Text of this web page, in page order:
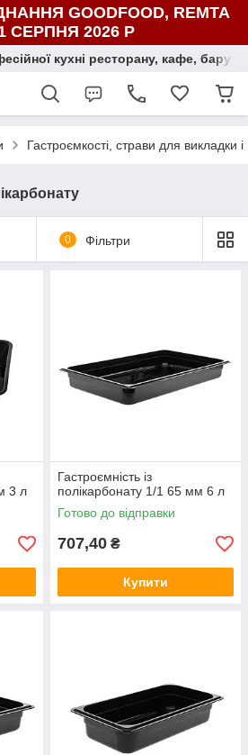
GOODFOOD, REMTA
СЕРПНЯ 2026 Р
кухні ресторану, кафе, бару,
Гастроємкості, страви для викладки
0 Фільтри
3 л
Гастроємність із
полікарбонату 1/1 65 мм 6 л
Готово до відправки
707,40 ₴
Купити